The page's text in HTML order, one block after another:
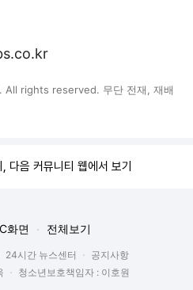
rights reserved. 무단 전재, 재배
다음 커뮤니티 웹에서 보기
화면 전체보기
24시간 뉴스센터
공지사항
청소년보호책임자 : 이호원